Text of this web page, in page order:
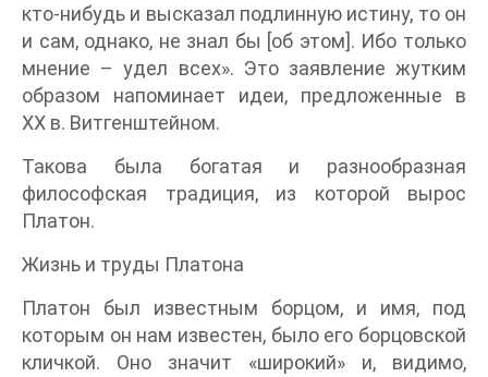
кто-нибудь и высказал подлинную истину, то он
и сам, однако, не знал бы [об этом]. Ибо только
мнение – удел всех». Это заявление жутким
образом напоминает идеи, предложенные в
XX в. Витгенштейном.
Такова была богатая и разнообразная
философская традиция, из которой вырос
Платон.
Жизнь и труды Платона
Платон был известным борцом, и имя, под
которым он нам известен, было его борцовской
кличкой. Оно значит «широкий» и, видимо,